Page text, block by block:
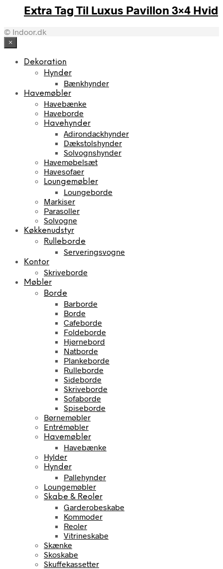
Extra Tag Til Luxus Pavillon 3×4 Hvid
© Indoor.dk
×
Dekoration
Hynder
Bænkhynder
Havemøbler
Havebænke
Haveborde
Havehynder
Adirondackhynder
Dækstolshynder
Solvognshynder
Havemøbelsæt
Havesofaer
Loungemøbler
Loungeborde
Markiser
Parasoller
Solvogne
Køkkenudstyr
Rulleborde
Serveringsvogne
Kontor
Skriveborde
Møbler
Borde
Barborde
Borde
Cafeborde
Foldeborde
Hjørnebord
Natborde
Plankeborde
Rulleborde
Sideborde
Skriveborde
Sofaborde
Spiseborde
Børnemøbler
Entrémøbler
Havemøbler
Havebænke
Hylder
Hynder
Pallehynder
Loungemøbler
Skabe & Reoler
Garderobeskabe
Kommoder
Reoler
Vitrineskabe
Skænke
Skoskabe
Skuffekassetter